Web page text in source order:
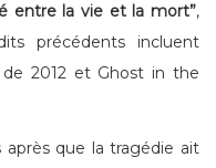
entre la vie et la mort”,
précédents incluent
2012 et Ghost in the
que la tragédie ait